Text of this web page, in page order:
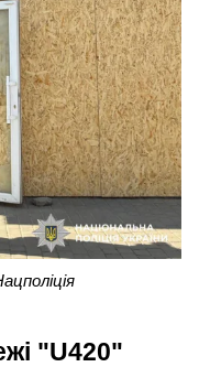
"U420"